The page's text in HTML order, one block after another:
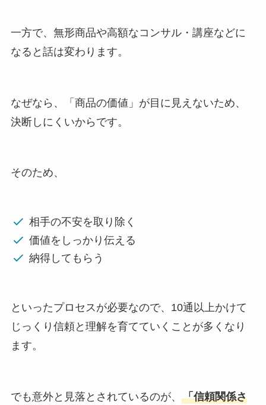
一方で、無形商品や高額なコンサル・講座などに
なると話は変わります。
なぜなら、「商品の価値」が目に見えないため、
決断しにくいからです。
そのため、
相手の不安を取り除く
価値をしっかり伝える
納得してもらう
といったプロセスが必要なので、10通以上かけて
じっくり信頼と理解を育てていくことが多くなり
ます。
でも意外と見落とされているのが、 「信頼関係さ